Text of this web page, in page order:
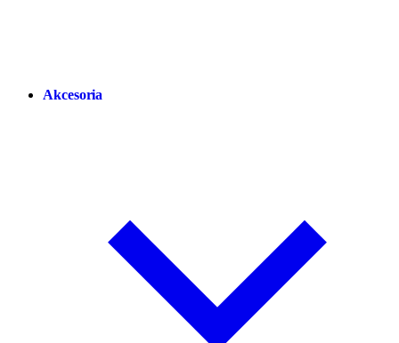
Akcesoria